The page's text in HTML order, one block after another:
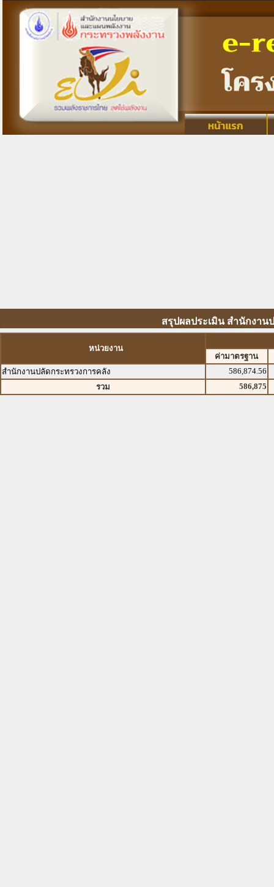
สรุปผลประเมิน สำนักงาน
หน่วยงาน
ค่ามาตรฐาน
สำนักงานปลัดกระทรวงการคลัง
586,874.56
รวม
586,875